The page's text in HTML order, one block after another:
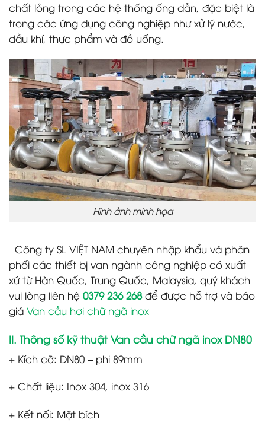
chất lỏng trong các hệ thống ống dẫn, đặc biệt là
trong các ứng dụng công nghiệp như xử lý nước,
dầu khí, thực phẩm và đồ uống.
Hình ảnh minh họa
Công ty SL VIỆT NAM chuyên nhập khẩu và phân
phối các thiết bị van ngành công nghiệp có xuất
xứ từ Hàn Quốc, Trung Quốc, Malaysia, quý khách
vui lòng liên hệ 0379 236 268để được hỗ trợ và báo
giá Van cầu hơi chữ ngã inox
II. Thông số kỹ thuật Van cầu chữ ngã inox DN80
+ Kích cỡ: DN80 – phi 89mm
+ Chất liệu: Inox 304, inox 316
+ Kết nối: Mặt bích